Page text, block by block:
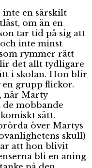
en särskilt
om än en
tar tid på sig att
inte minst
rymmer rätt
det allt tydligare
i skolan. Hon blir
grupp flickor.
när Marty
mobbande
sätt.
över Martys
skull)
att hon blivit
bli en aning